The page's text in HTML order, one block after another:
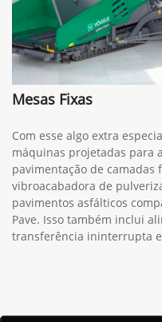
Mesas Fixas
Com esse algo extra
máquinas projetadas para
pavimentação de camadas
vibroacabadora de
pavimentos asfálticos
Pave. Isso também inclui
transferência ininterrupta